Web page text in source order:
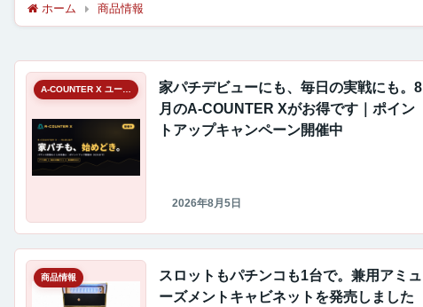
ホーム 商品情報
家パチデビューにも、毎日の実戦にも。8
月のA-COUNTER Xがお得です｜ポイン
トアップキャンペーン開催中
2026年8月5日
商品情報
スロットもパチンコも1台で。兼用アミュ
ーズメントキャビネットを発売しました